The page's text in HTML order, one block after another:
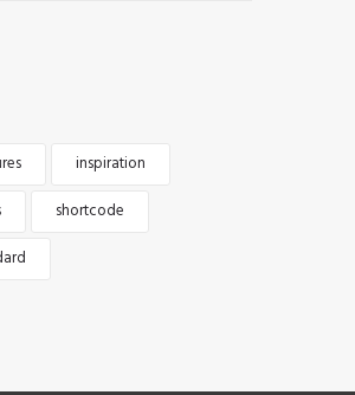
inspiration
shortcode